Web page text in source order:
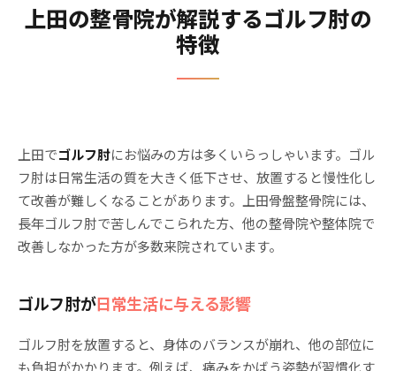
上田の整骨院が解説するゴルフ肘の
特徴
上田でゴルフ肘にお悩みの方は多くいらっしゃいます。ゴル
フ肘は日常生活の質を大きく低下させ、放置すると慢性化し
て改善が難しくなることがあります。上田骨盤整骨院には、
長年ゴルフ肘で苦しんでこられた方、他の整骨院や整体院で
改善しなかった方が多数来院されています。
ゴルフ肘が日常生活に与える影響
ゴルフ肘を放置すると、身体のバランスが崩れ、他の部位に
も負担がかかります。例えば、痛みをかばう姿勢が習慣化す